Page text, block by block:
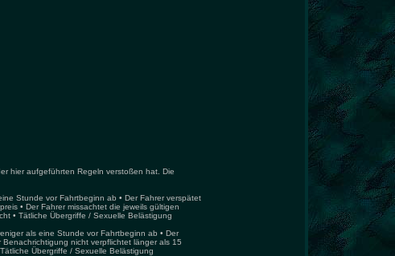
hier aufgeführten Regeln verstoßen hat. Die
Stunde vor Fahrtbeginn ab • Der Fahrer verspätet
• Der Fahrer missachtet die jeweils gültigen
• Tätliche Übergriffe / Sexuelle Belästigung
als eine Stunde vor Fahrtbeginn ab • Der
nicht verpflichtet länger als 15
Übergriffe / Sexuelle Belästigung